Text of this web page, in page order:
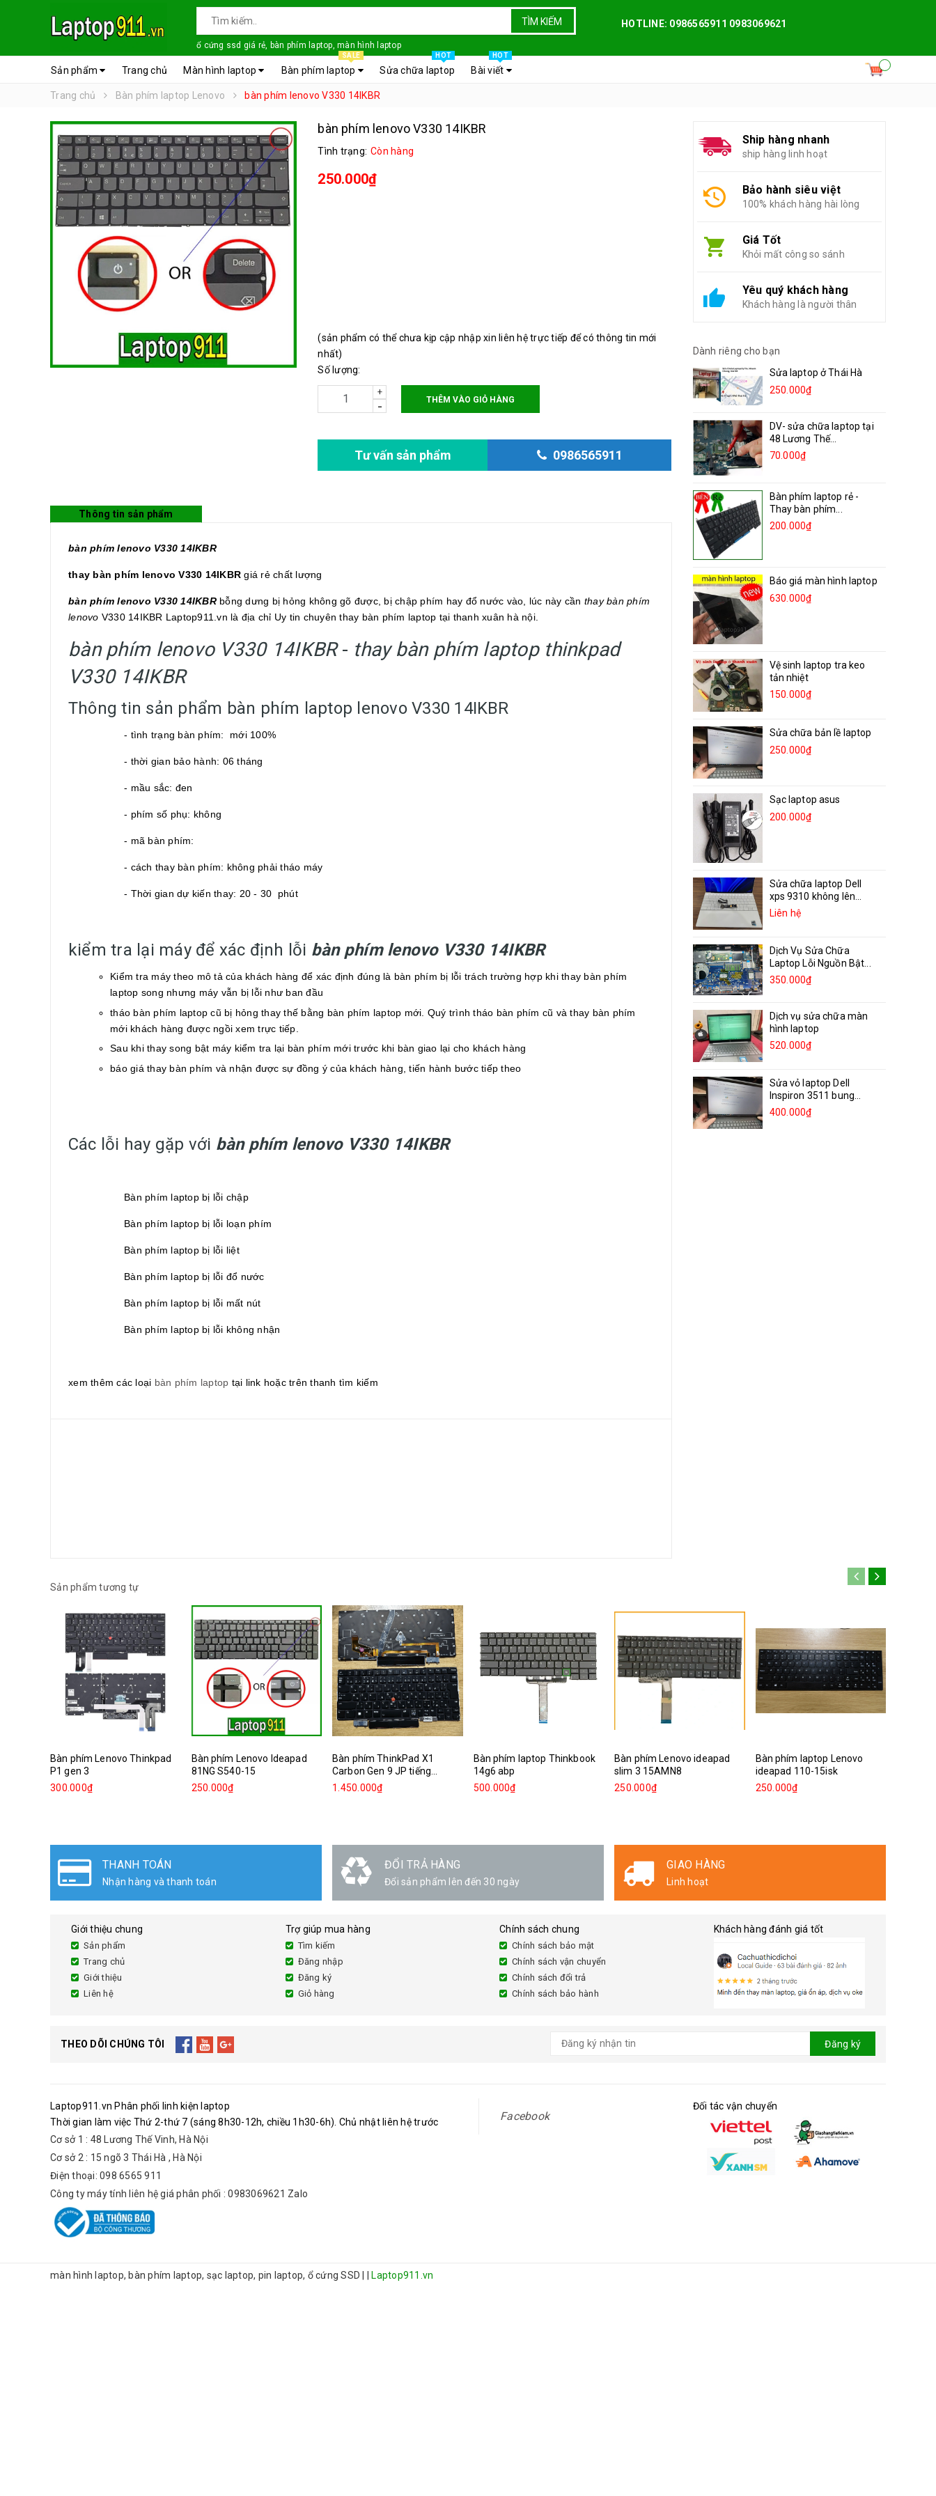
TÌM KIẾM
ổ cứng ssd giá rẻ, bàn phím laptop, màn hình laptop
HOTLINE: 0986565911 0983069621
Sản phẩm Trang chủ Màn hình laptop Bàn phím laptop
SALE
Sửa chữa laptop
HOT
Bài viết
HOT
Trang chủ Bàn phím laptop Lenovo bàn phím lenovo V330 14IKBR
bàn phím lenovo V330 14IKBR
Tình trạng: Còn hàng
250.000₫
(sản phẩm có thể chưa kịp cập nhập xin liên hệ trực tiếp để có thông tin mới
nhất)
Số lượng:
+
- THÊM VÀO GIỎ HÀNG
Tư vấn sản phẩm 0986565911
Thông tin sản phẩm
bàn phím lenovo V330 14IKBR
thay bàn phím lenovo V330 14IKBR giá rẻ chất lượng
bàn phím lenovo V330 14IKBRbỗng dưng bị hỏng không gõ được, bị chập phím hay đổ nước vào, lúc này cần thay bàn phím
lenovo V330 14IKBR Laptop911.vn là địa chỉ Uy tin chuyên thay bàn phím laptop tại thanh xuân hà nội.
bàn phím lenovo V330 14IKBR- thay bàn phím laptop thinkpad
V330 14IKBR
Thông tin sản phẩm bàn phím laptop lenovo V330 14IKBR
- tình trạng bàn phím: mới 100%
- thời gian bảo hành: 06 tháng
- mầu sắc: đen
- phím số phụ: không
- mã bàn phím:
- cách thay bàn phím: không phải tháo máy
- Thời gian dự kiến thay: 20 - 30 phút
kiểm tra lại máy để xác định lỗi bàn phím lenovo V330 14IKBR
Kiểm tra máy theo mô tả của khách hàng để xác định đúng là bàn phím bị lỗi trách trường hợp khi thay bàn phím
laptop song nhưng máy vẫn bị lỗi như ban đầu
tháo bàn phím laptop cũ bị hỏng thay thế bằng bàn phím laptop mới. Quý trình tháo bàn phím cũ và thay bàn phím
mới khách hàng được ngồi xem trực tiếp.
Sau khi thay song bật máy kiểm tra lại bàn phím mới trước khi bàn giao lại cho khách hàng
báo giá thay bàn phím và nhận được sự đồng ý của khách hàng, tiến hành bước tiếp theo
Các lỗi hay gặp với bàn phím lenovo V330 14IKBR
Bàn phím laptop bị lỗi chập
Bàn phím laptop bị lỗi loạn phím
Bàn phím laptop bị lỗi liệt
Bàn phím laptop bị lỗi đổ nước
Bàn phím laptop bị lỗi mất nút
Bàn phím laptop bị lỗi không nhận
xem thêm các loại bàn phím laptop tại link hoặc trên thanh tìm kiếm
Ship hàng nhanh
ship hàng linh hoạt
Bảo hành siêu việt
100% khách hàng hài lòng
Giá Tốt
Khỏi mất công so sánh
Yêu quý khách hàng
Khách hàng là người thân
Dành riêng cho bạn
Sửa laptop ở Thái Hà
250.000₫
DV- sửa chữa laptop tại
48 Lương Thế...
70.000₫
Bàn phím laptop rẻ -
Thay bàn phím...
200.000₫
Báo giá màn hình laptop
630.000₫
Vệ sinh laptop tra keo
tản nhiệt
150.000₫
Sửa chữa bản lề laptop
250.000₫
Sạc laptop asus
200.000₫
Sửa chữa laptop Dell
xps 9310 không lên...
Liên hệ
Dịch Vụ Sửa Chữa
Laptop Lỗi Nguồn Bật...
350.000₫
Dịch vụ sửa chữa màn
hình laptop
520.000₫
Sửa vỏ laptop Dell
Inspiron 3511 bung
bản...
400.000₫
Sản phẩm tương tự
Bàn phím Lenovo Thinkpad
P1 gen 3
300.000₫
Bàn phím Lenovo Ideapad
81NG S540-15
250.000₫
Bàn phím ThinkPad X1
Carbon Gen 9 JP tiếng...
1.450.000₫
Bàn phím laptop Thinkbook
14g6 abp
500.000₫
Bàn phím Lenovo ideapad
slim 3 15AMN8
250.000₫
Bàn phím laptop Lenovo
ideapad 110-15isk
250.000₫
THANH TOÁN
Nhận hàng và thanh toán
ĐỔI TRẢ HÀNG
Đổi sản phẩm lên đến 30 ngày
GIAO HÀNG
Linh hoạt
Giới thiệu chung
Sản phẩm
Trang chủ
Giới thiệu
Liên hệ
Trợ giúp mua hàng
Tìm kiếm
Đăng nhập
Đăng ký
Giỏ hàng
Chính sách chung
Chính sách bảo mật
Chính sách vận chuyển
Chính sách đổi trả
Chính sách bảo hành
Khách hàng đánh giá tốt
THEO DÕI CHÚNG TÔI Đăng ký
Laptop911.vn Phân phối linh kiện laptop
Thời gian làm việc Thứ 2-thứ 7 (sáng 8h30-12h, chiều 1h30-6h). Chủ nhật liên hệ trước
Cơ sở 1 : 48 Lương Thế Vinh, Hà Nội
Cơ sở 2 : 15 ngõ 3 Thái Hà , Hà Nội
Điện thoại: 098 6565 911
Công ty máy tính liên hệ giá phân phối : 0983069621 Zalo
Facebook
Đối tác vận chuyển
màn hình laptop, bàn phím laptop, sạc laptop, pin laptop, ổ cứng SSD Laptop911.vn